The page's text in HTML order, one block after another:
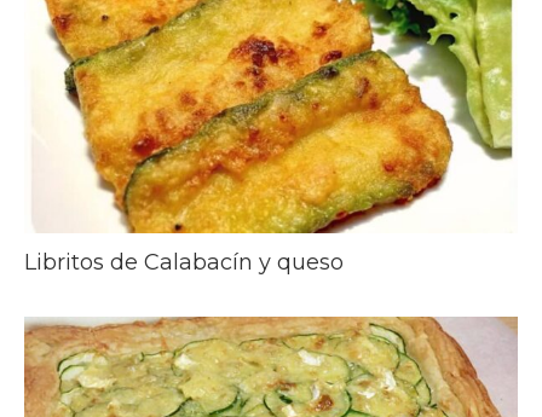
Libritos de Calabacín y queso